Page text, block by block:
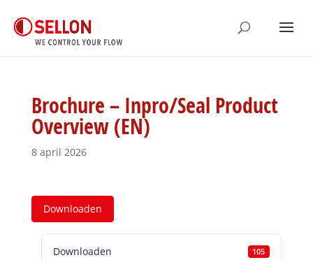
Brochure – Inpro/Seal Product
Overview (EN)
8 april 2026
Downloaden
Downloaden 105